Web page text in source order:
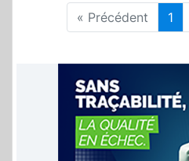
« Précédent 1